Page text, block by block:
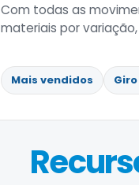
Com todas as
materiais por
Mais vendidos